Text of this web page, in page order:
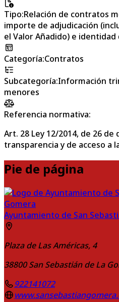
Tipo:Relación de contratos
importe de adjudicación
el Valor Añadido) e
Categoría:Contratos
Subcategoría:Información
menores
Referencia normativa:
Art. 28 Ley 12/2014, de 26 de
transparencia y de acceso a
Pie de página
Ayuntamiento de San
Plaza de Las Américas, 4
38800 San Sebastián de La
922141072